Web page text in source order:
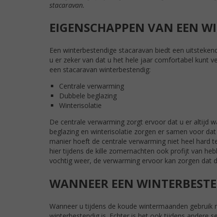
stacaravan.
EIGENSCHAPPEN VAN EEN
Een winterbestendige stacaravan biedt een
u er zeker van dat u het hele jaar comfortabel kunt
een stacaravan winterbestendig:
Centrale verwarming
Dubbele beglazing
Winterisolatie
De centrale verwarming zorgt ervoor dat u er altijd
beglazing en winterisolatie zorgen er samen voor
manier hoeft de centrale verwarming niet heel hard
hier tijdens de kille zomernachten ook profijt van
vochtig weer, de verwarming ervoor kan zorgen dat
WANNEER EEN
Wanneer u tijdens de koude wintermaanden